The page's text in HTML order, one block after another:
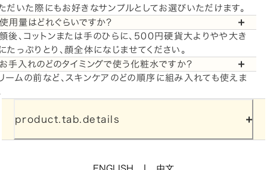
だいた際にもお好きなサンプルとしてお選びいただけます。
用量はどれぐらいですか？
後、コットンまたは手のひらに、500円硬貨大よりやや大き
たっぷりとり、顔全体になじませてください。
手入れのどのタイミングで使う化粧水ですか？
ームの前など、スキンケアのどの順序に組み入れても使えま
product.tab.details